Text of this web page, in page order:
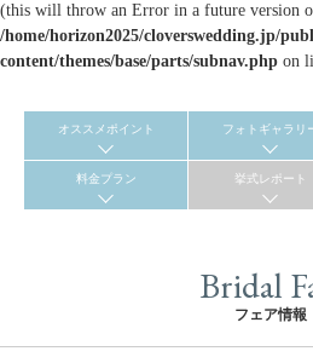
(this will throw an Error in a future version
/home/horizon2025/cloverswedding.jp/
content/themes/base/parts/subnav.php on
オススメポイント フォトギャラリ
料金プラン 挙式レポート
Bridal
フェア情報